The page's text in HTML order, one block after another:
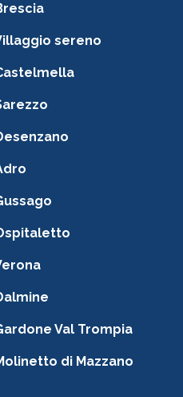
sereno
Val Trompia
di Mazzano